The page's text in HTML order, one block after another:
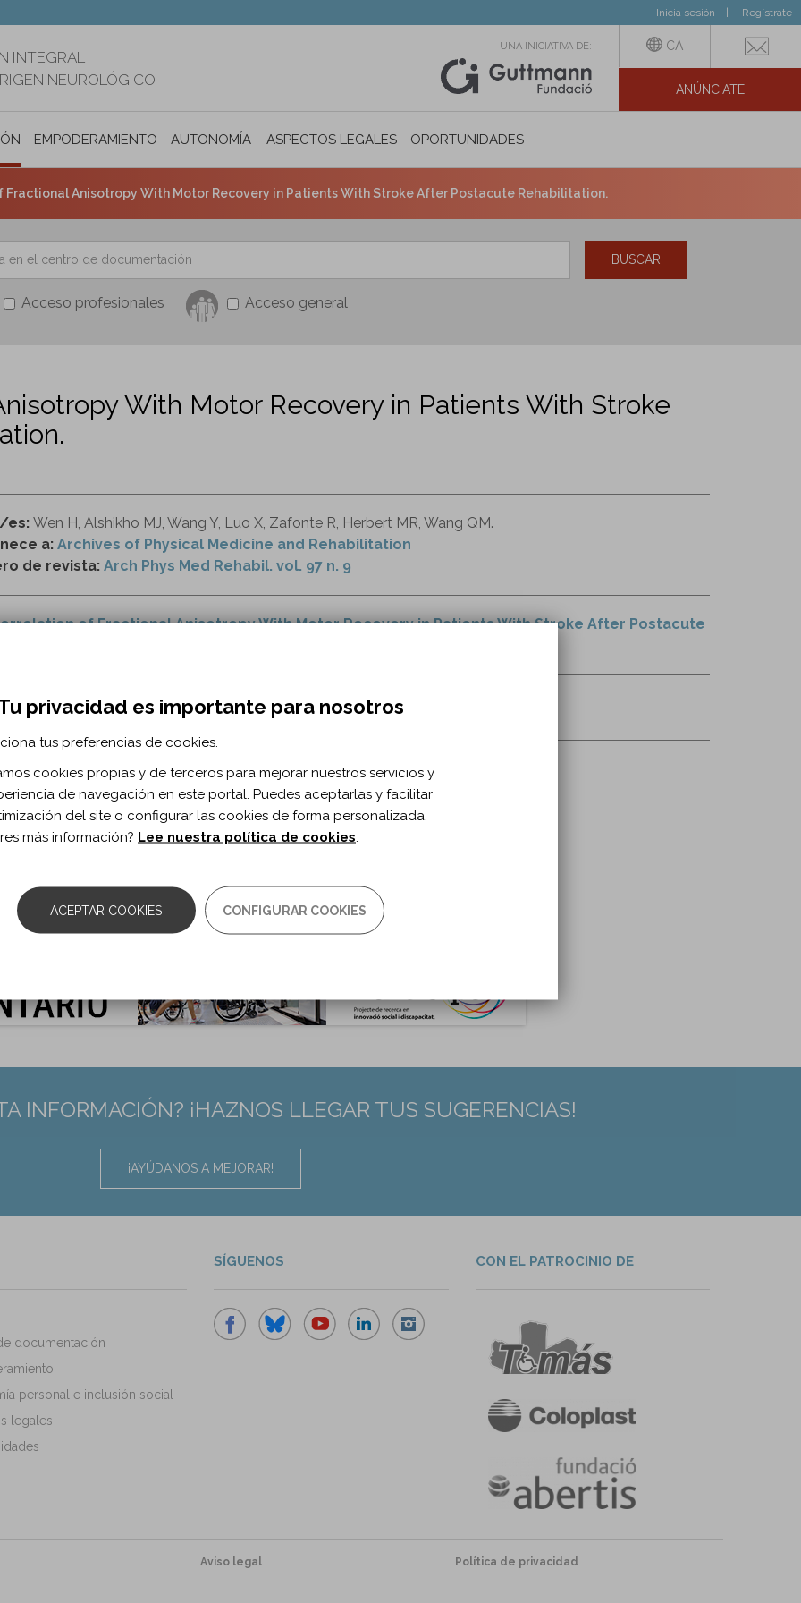
Inicia sesión Regístrate
INTEGRAL
NEUROLÓGICO
UNA INICIATIVA DE: CA
ANÚNCIATE
EMPODERAMIENTO AUTONOMÍA PERSONAL E INCLUSIÓN SOCIAL
ASPECTOS LEGALES OPORTUNIDADES
Fractional Anisotropy With Motor Recovery in Patients With Stroke After Postacute Rehabilitation.
Acceso profesionales Acceso general
BUSCAR
With Motor Recovery in Patients With Stroke
es: Wen H, Alshikho MJ, Wang Y, Luo X, Zafonte R, Herbert MR, Wang QM.
a: Archives of Physical Medicine and Rehabilitation
de revista: Arch Phys Med Rehabil. vol. 97 n. 9
of Fractional Anisotropy With Motor Recovery in Patients With Stroke After Postacute
de tensor de difusión rehabilitación ictus
BIBLIOGRÁFICA
2016
97
documento:Artículo
10.1016/j.apmr.2016.04.010.
27178097
INFORMACIÓN? ¡HAZNOS LLEGAR TUS SUGERENCIAS!
¡AYÚDANOS A MEJORAR!
documentación
personal e inclusión social
legales
SÍGUENOS CON EL PATROCINIO DE
Aviso legal
Política de privacidad
privacidad es importante para nosotros
tus preferencias de cookies.
cookies propias y de terceros para mejorar nuestros servicios y
de navegación en este portal. Puedes aceptarlas y facilitar
del site o configurar las cookies de forma personalizada.
más información? Lee nuestra política de cookies
ACEPTAR COOKIES CONFIGURAR COOKIES